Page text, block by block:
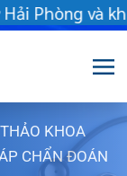
khu vực vùng
ĐOÁN